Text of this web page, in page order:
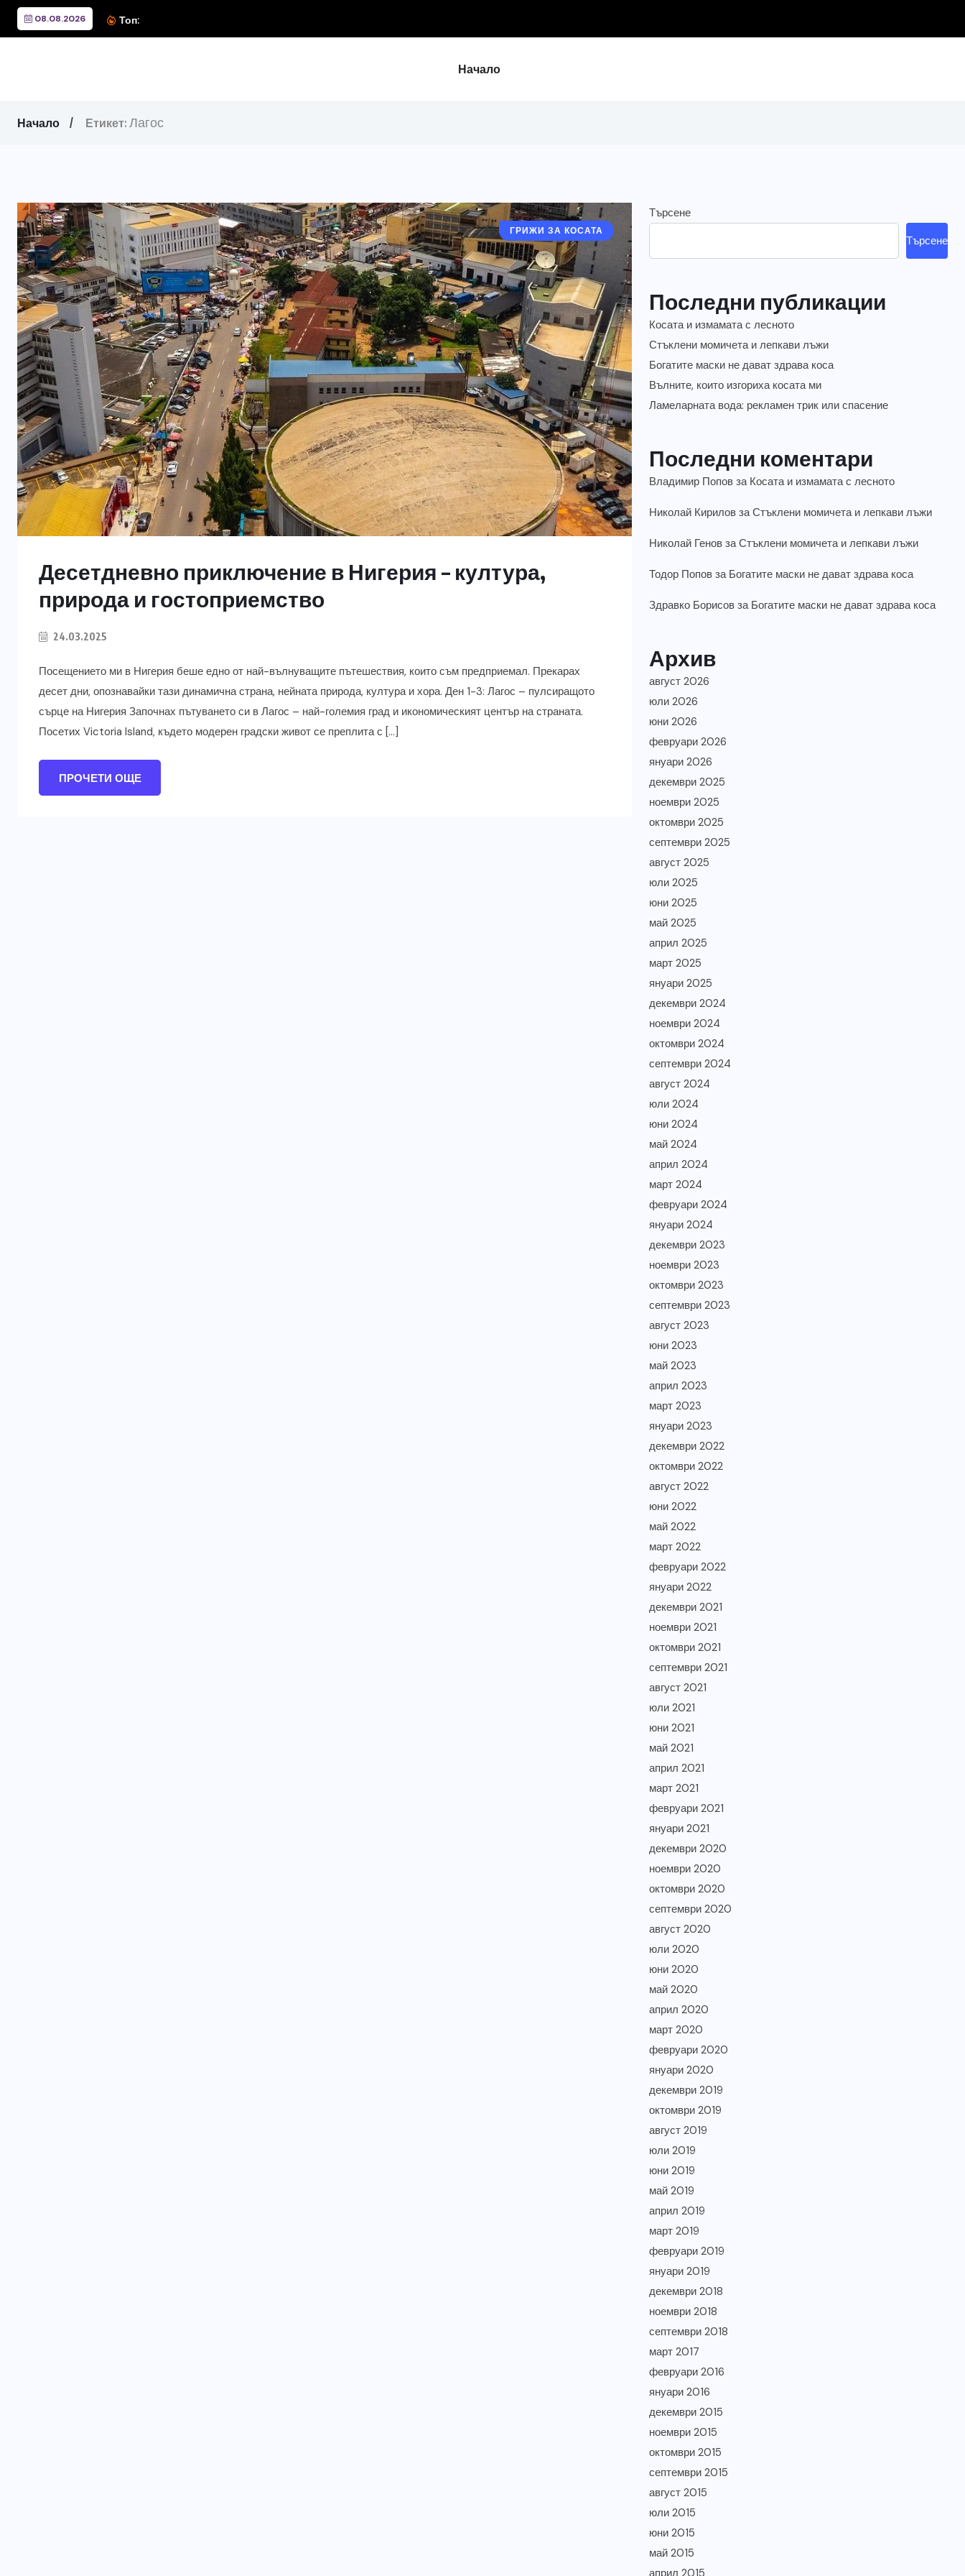
08.08.2026 Топ:
Начало
Начало Етикет: Лагос
ГРИЖИ ЗА КОСАТА
Десетдневно приключение в Нигерия – култура,
природа и гостоприемство
24.03.2025
Посещението ми в Нигерия беше едно от най-вълнуващите пътешествия, които съм предприемал. Прекарах
десет дни, опознавайки тази динамична страна, нейната природа, култура и хора. Ден 1-3: Лагос – пулсиращото
сърце на Нигерия Започнах пътуването си в Лагос – най-големия град и икономическият център на страната.
Посетих Victoria Island, където модерен градски живот се преплита с […]
ПРОЧЕТИ ОЩЕ
Търсене
Търсене
Последни публикации
Косата и измамата с лесното
Стъклени момичета и лепкави лъжи
Богатите маски не дават здрава коса
Вълните, които изгориха косата ми
Ламеларната вода: рекламен трик или спасение
Последни коментари
Владимир Попов за Косата и измамата с лесното
Николай Кирилов заСтъклени момичета и лепкави лъжи
Николай Генов заСтъклени момичета и лепкави лъжи
Тодор Попов за Богатите маски не дават здрава коса
Здравко Борисов за Богатите маски не дават здрава коса
Архив
август 2026
юли 2026
юни 2026
февруари 2026
януари 2026
декември 2025
ноември 2025
октомври 2025
септември 2025
август 2025
юли 2025
юни 2025
май 2025
април 2025
март 2025
януари 2025
декември 2024
ноември 2024
октомври 2024
септември 2024
август 2024
юли 2024
юни 2024
май 2024
април 2024
март 2024
февруари 2024
януари 2024
декември 2023
ноември 2023
октомври 2023
септември 2023
август 2023
юни 2023
май 2023
април 2023
март 2023
януари 2023
декември 2022
октомври 2022
август 2022
юни 2022
май 2022
март 2022
февруари 2022
януари 2022
декември 2021
ноември 2021
октомври 2021
септември 2021
август 2021
юли 2021
юни 2021
май 2021
април 2021
март 2021
февруари 2021
януари 2021
декември 2020
ноември 2020
октомври 2020
септември 2020
август 2020
юли 2020
юни 2020
май 2020
април 2020
март 2020
февруари 2020
януари 2020
декември 2019
октомври 2019
август 2019
юли 2019
юни 2019
май 2019
април 2019
март 2019
февруари 2019
януари 2019
декември 2018
ноември 2018
септември 2018
март 2017
февруари 2016
януари 2016
декември 2015
ноември 2015
октомври 2015
септември 2015
август 2015
юли 2015
юни 2015
май 2015
април 2015